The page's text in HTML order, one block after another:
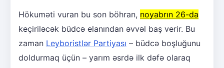
Hökuməti vuran bu son böhran, noyabrın 26-da
keçiriləcək büdcə elanından əvvəl baş verir. Bu
zaman Leyboristlər Partiyası – büdcə boşluğunu
doldurmaq üçün – yarım əsrdə ilk dəfə olaraq